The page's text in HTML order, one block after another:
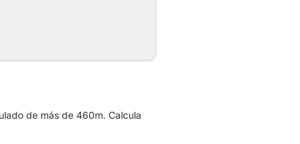
de más de 460m. Calcula